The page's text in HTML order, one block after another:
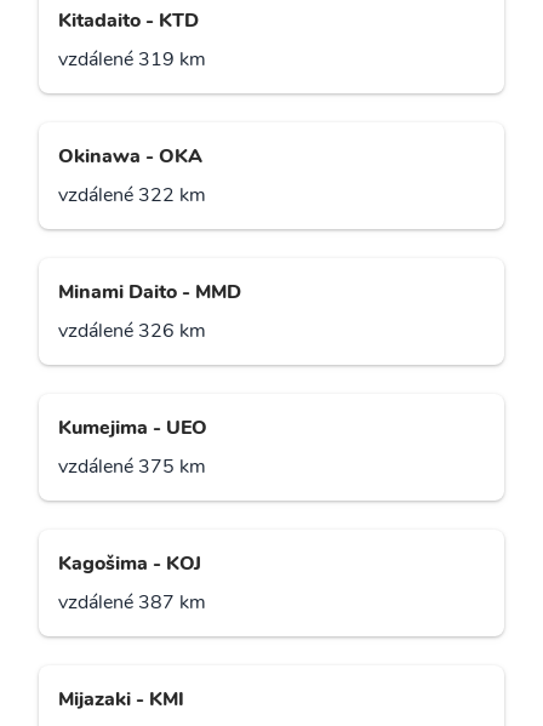
Kitadaito - KTD
vzdálené 319 km
Okinawa - OKA
vzdálené 322 km
Minami Daito - MMD
vzdálené 326 km
Kumejima - UEO
vzdálené 375 km
Kagošima - KOJ
vzdálené 387 km
Mijazaki - KMI